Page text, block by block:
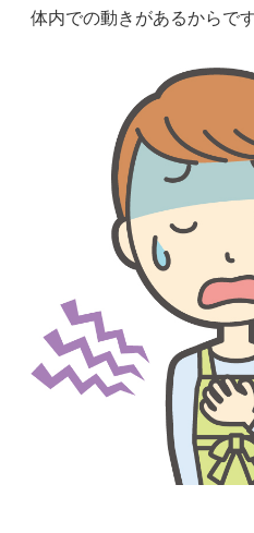
体内での動きがあるからです